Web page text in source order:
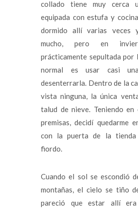
collado tiene muy cerca
equipada con estufa y
dormido allí varias veces
mucho, pero en
prácticamente sepultada por
normal es usar casi
desenterrarla. Dentro de la
vista ninguna, la única
talud de nieve. Teniendo en
premisas, decidí quedarme
con la puerta de la tienda
fiordo.
Cuando el sol se escondió
montañas, el cielo se tiño
pareció que estar allí